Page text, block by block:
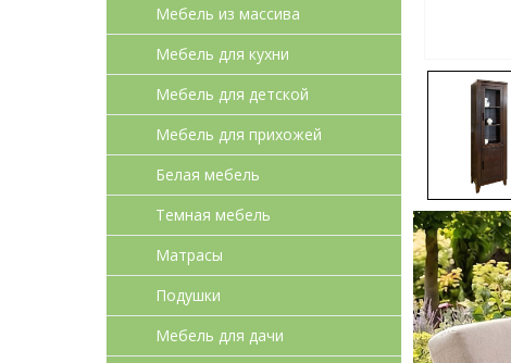
Мебель из массива
Мебель для кухни
Мебель для детcкой
Мебель для прихожей
Белая мебель
Темная мебель
Матрасы
Подушки
Мебель для дачи